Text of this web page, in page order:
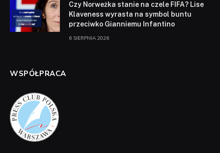
Czy Norweżka stanie na czele FIFA? Lise
Klaveness wyrasta na symbol buntu
przeciwko Gianniemu Infantino
6 SIERPNIA 2026
WSPÓŁPRACA